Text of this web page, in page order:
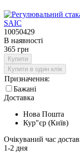
10050429
В наявності
365 грн
Купити
Купити в один клік
Призначення:
Бажані
Доставка
Нова Пошта
Кур"єр (Київ)
Очікуваний час
1-2 дня